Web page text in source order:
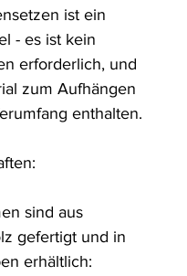
ist ein
- es ist kein
erforderlich, und
zum Aufhängen
enthalten.
sind aus
gefertigt und in
erhältlich: